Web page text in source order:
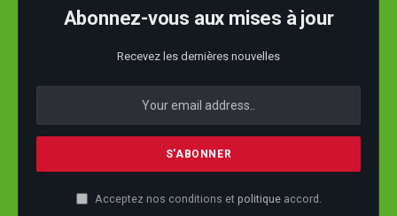
Abonnez-vous aux mises à jour
Recevez les dernières nouvelles
Acceptez nos conditions et politiqueaccord.